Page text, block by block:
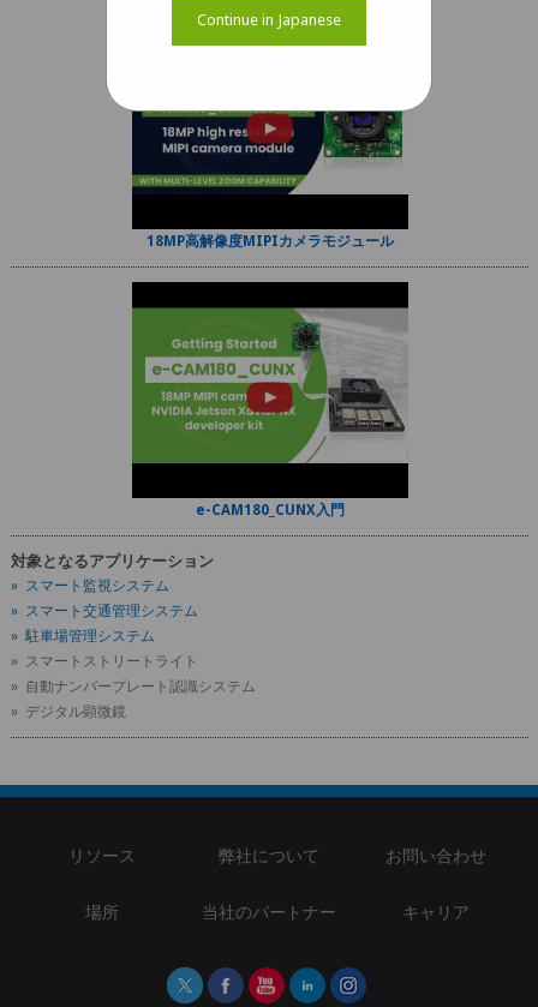
18MP高解像度MIPIカメラモジュール
e-CAM180_CUNX入門
対象となるアプリケーション
» スマート監視システム
» スマート交通管理システム
» 駐車場管理システム
» スマートストリートライト
» 自動ナンバープレート認識システム
» デジタル顕微鏡
リソース 弊社について お問い合わせ
場所 当社のパートナー キャリア
Continue in Japanese